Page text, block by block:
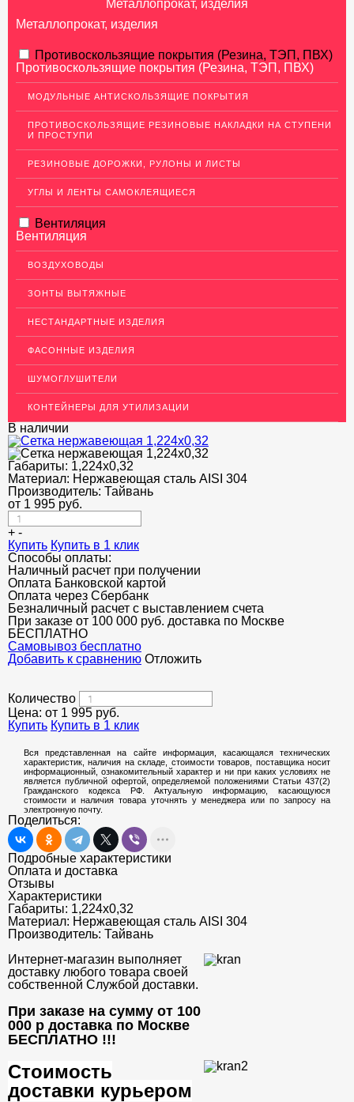
Металлопрокат, изделия
Металлопрокат, изделия
АЛЮМИНИЕВЫЙ ПРОКАТ
НЕРЖАВЕЮЩАЯ СТАЛЬ
Нержавеющие листы
Уголки из нержавеющей стали
Полоса из нержавейки
Нержавеющие трубы
ПВЛ-листы
Сетка из нержавейки
МЕДНЫЙ ПРОКАТ
ЛАТУННЫЙ ПРОКАТ
ДЕКОР НЕРЖАВЕЙКА
ОГРАЖДЕНИЯ ДЛЯ ЛЕСТНИЦ
ЭЛЕКТРОДЫ
ДЕКОРАТИВНЫЙ УГОЛОК
МЕТАЛЛИЧЕСКИЕ ПОРОГИ НАПОЛЬНЫЕ (ДЛЯ ПОЛА),
РАСКЛАДКА, ПЛИНТУС
АКЦИИ
НЕДОРОГОЙ МЕТАЛЛОПРОКАТ
Противоскользящие покрытия (Резина, ТЭП, ПВХ)
Противоскользящие покрытия (Резина, ТЭП, ПВХ)
МОДУЛЬНЫЕ АНТИСКОЛЬЗЯЩИЕ ПОКРЫТИЯ
ПРОТИВОСКОЛЬЗЯЩИЕ РЕЗИНОВЫЕ НАКЛАДКИ НА СТУПЕНИ
И ПРОСТУПИ
РЕЗИНОВЫЕ ДОРОЖКИ, РУЛОНЫ И ЛИСТЫ
УГЛЫ И ЛЕНТЫ САМОКЛЕЯЩИЕСЯ
Вентиляция
Вентиляция
ВОЗДУХОВОДЫ
ЗОНТЫ ВЫТЯЖНЫЕ
НЕСТАНДАРТНЫЕ ИЗДЕЛИЯ
ФАСОННЫЕ ИЗДЕЛИЯ
ШУМОГЛУШИТЕЛИ
КОНТЕЙНЕРЫ ДЛЯ УТИЛИЗАЦИИ
В наличии
Габариты: 1,224x0,32
Материал: Нержавеющая сталь AISI 304
Производитель: Тайвань
от 1 995 руб.
+ -
Купить Купить в 1 клик
Способы оплаты:
Наличный расчет при получении
Оплата Банковской картой
Оплата через Сбербанк
Безналичный расчет с выставлением счета
При заказе от 100 000 руб. доставка по Москве
БЕСПЛАТНО
Cамовывоз бесплатно
Добавить к сравнению Отложить
Количество
Цена: от 1 995 руб.
Купить Купить в 1 клик
Вся представленная на сайте информация, касающаяся технических
характеристик, наличия на складе, стоимости товаров, поставщика носит
информационный, ознакомительный характер и ни при каких условиях не
является публичной офертой, определяемой положениями Статьи 437(2)
Гражданского кодекса РФ. Актуальную информацию, касающуюся
стоимости и наличия товара уточнять у менеджера или по запросу на
электронную почту.
Поделиться:
Подробные характеристики
Оплата и доставка
Отзывы
Характеристики
Габариты: 1,224x0,32
Материал: Нержавеющая сталь AISI 304
Производитель: Тайвань
Интернет-магазин выполняет
доставку любого товара своей
собственной Службой доставки.
При заказе на сумму от 100
000 р доставка по Москве
БЕСПЛАТНО !!!
Стоимость
доставки курьером